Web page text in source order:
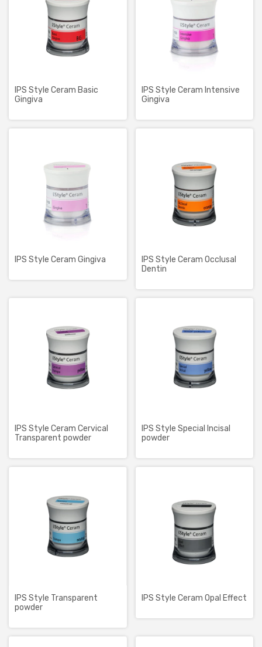
IPS Style Ceram Basic
Gingiva
IPS Style Ceram Intensive
Gingiva
IPS Style Ceram Gingiva
IPS Style Ceram Occlusal
Dentin
IPS Style Ceram Cervical
Transparent powder
IPS Style Special Incisal
powder
IPS Style Transparent
powder
IPS Style Ceram Opal Effect